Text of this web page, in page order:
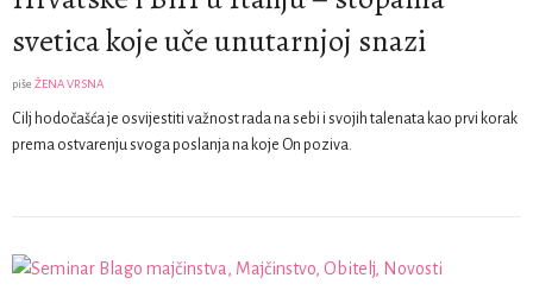
svetica koje uče unutarnjoj snazi
piše ŽENA VRSNA
Cilj hodočašća je osvijestiti važnost rada na sebi i svojih talenata kao prvi korak
prema ostvarenju svoga poslanja na koje On poziva.